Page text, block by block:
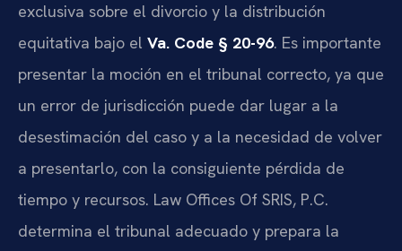
exclusiva sobre el divorcio y la distribución
equitativa bajo el Va. Code § 20-96. Es importante
presentar la moción en el tribunal correcto, ya que
un error de jurisdicción puede dar lugar a la
desestimación del caso y a la necesidad de volver
a presentarlo, con la consiguiente pérdida de
tiempo y recursos. Law Offices Of SRIS, P.C.
determina el tribunal adecuado y prepara la